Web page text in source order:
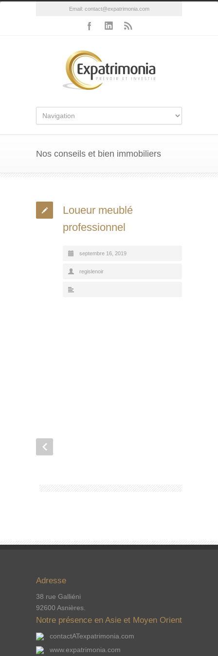
Email: contact@expatrimonia.com
Nos conseils et bien immobiliers
Loueur meublé
professionnel
septembre 16, 2019
regislenoir
Adresse
38 rue Galliéni
92600 Asnières.
Notre présence en Asie et Moyen Orient
contactATexpatrimonia.com
www.expatrimonia.com